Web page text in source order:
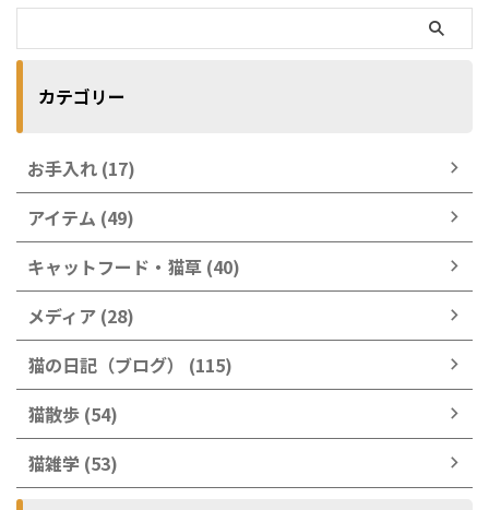
カテゴリー
お手入れ (17)
アイテム (49)
キャットフード・猫草 (40)
メディア (28)
猫の日記（ブログ） (115)
猫散歩 (54)
猫雑学 (53)